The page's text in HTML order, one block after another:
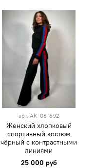
арт. AK-06-392
Женский хлопковый
спортивный костюм
чёрный с контрастными
линиями
25 000 руб